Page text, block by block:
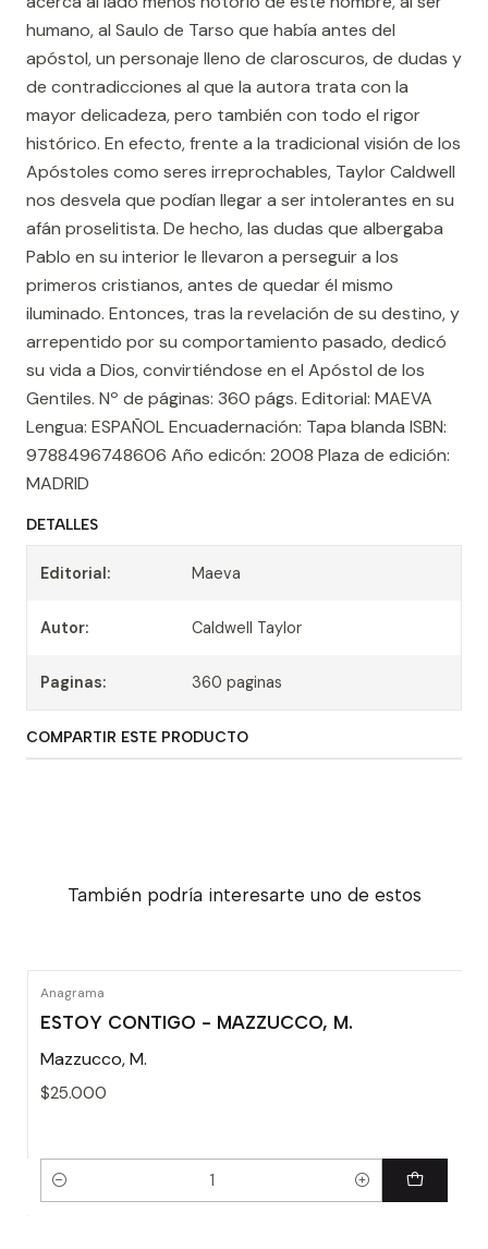
humano, al Saulo de Tarso que había antes del
apóstol, un personaje lleno de claroscuros, de dudas y
de contradicciones al que la autora trata con la
mayor delicadeza, pero también con todo el rigor
histórico. En efecto, frente a la tradicional visión de los
Apóstoles como seres irreprochables, Taylor Caldwell
nos desvela que podían llegar a ser intolerantes en su
afán proselitista. De hecho, las dudas que albergaba
Pablo en su interior le llevaron a perseguir a los
primeros cristianos, antes de quedar él mismo
iluminado. Entonces, tras la revelación de su destino, y
arrepentido por su comportamiento pasado, dedicó
su vida a Dios, convirtiéndose en el Apóstol de los
Gentiles. Nº de páginas: 360 págs. Editorial: MAEVA
Lengua: ESPAÑOL Encuadernación: Tapa blanda ISBN:
9788496748606 Año edicón: 2008 Plaza de edición:
MADRID
DETALLES
Editorial: Maeva
Autor: Caldwell Taylor
Paginas: 360 paginas
COMPARTIR ESTE PRODUCTO
También podría interesarte uno de estos
Anagrama
ESTOY CONTIGO - MAZZUCCO, M.
Mazzucco, M.
$25.000
Cantidad